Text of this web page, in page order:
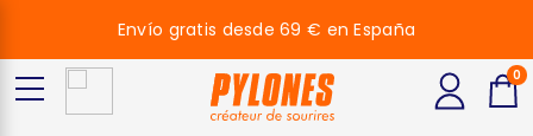
Envío gratis desde 69 € en España
0